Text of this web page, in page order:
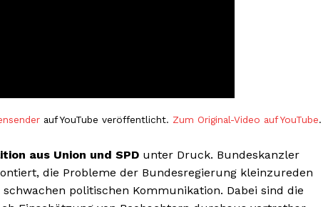
auf YouTube veröffentlicht. Zum Original-Video auf YouTube.
aus Union und SPD unter Druck. Bundeskanzler
die Probleme der Bundesregierung kleinzureden
politischen Kommunikation. Dabei sind die